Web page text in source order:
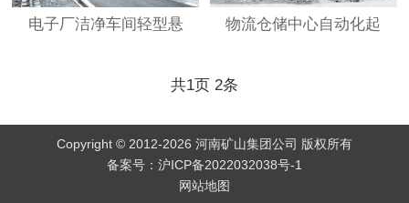
电子厂洁净车间轻型悬 物流仓储中心自动化起
共1页 2条
Copyright © 2012-2026 河南矿山集团公司 版权所有
备案号： 沪ICP备2022032038号-1
网站地图